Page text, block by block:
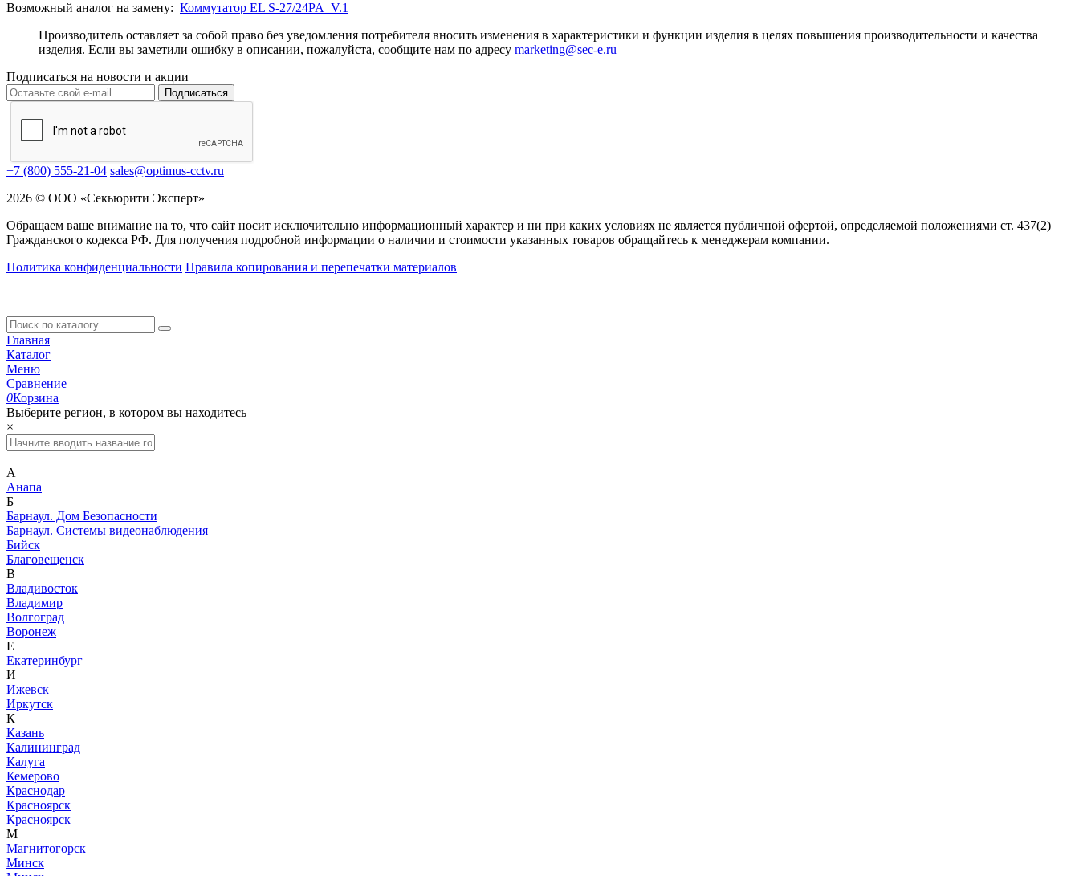
Возможный аналог на замену: Коммутатор EL S-27/24PA_V.1
Производитель оставляет за собой право без уведомления потребителя вносить изменения в характеристики и функции изделия в целях повышения производительности и качества
изделия. Если вы заметили ошибку в описании, пожалуйста, сообщите нам по адресу marketing@sec-e.ru
Подписаться на новости и акции
Подписаться
+7 (800) 555-21-04 sales@optimus-cctv.ru
2026 © ООО «Секьюрити Эксперт»
Обращаем ваше внимание на то, что сайт носит исключительно информационный характер и ни при каких условиях не является публичной офертой, определяемой положениями ст. 437(2)
Гражданского кодекса РФ. Для получения подробной информации о наличии и стоимости указанных товаров обращайтесь к менеджерам компании.
Политика конфиденциальности Правила копирования и перепечатки материалов
Главная
Каталог
Меню
Сравнение
0Корзина
Выберите регион, в котором вы находитесь
×
А
Анапа
Б
Барнаул. Дом Безопасности
Барнаул. Системы видеонаблюдения
Бийск
Благовещенск
В
Владивосток
Владимир
Волгоград
Воронеж
Е
Екатеринбург
И
Ижевск
Иркутск
К
Казань
Калининград
Калуга
Кемерово
Краснодар
Красноярск
Красноярск
М
Магнитогорск
Минск